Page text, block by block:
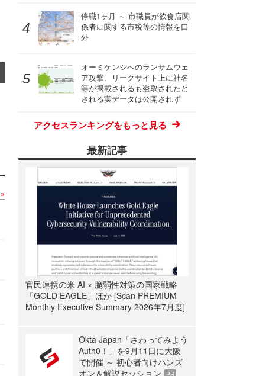
停職1ヶ月 ～ 市職員が飲食店関
係者に関する市税等の情報を口
外
オーミケンシへのランサムウェ
ア攻撃、リークサイト上に社名
等が掲載されるも盗取されたと
される実データは公開されず
アクセスランキングをもっと見る
最新記事
官民連携の米 AI × 脆弱性対策の国家戦略
「GOLD EAGLE」ほか [Scan PREMIUM
Monthly Executive Summary 2026年7月度]
Okta Japan「さわってみよう
Auth0！」を9月11日に大阪
で開催 ～ 初心者向けハンズ
オン＆解説セッション